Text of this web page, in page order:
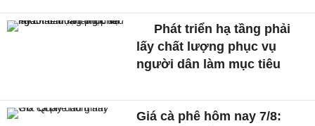
Phát triển hạ tầng phải
lấy chất lượng phục vụ
người dân làm mục tiêu
Giá cà phê hôm nay 7/8: